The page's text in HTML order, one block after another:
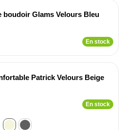
boudoir Glams Velours Bleu
En stock
Patrick Velours Beige
En stock